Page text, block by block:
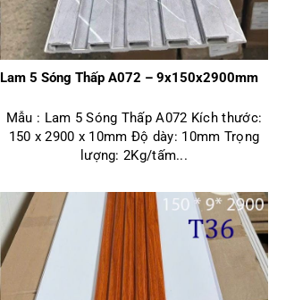
Lam 5 Sóng Thấp A072 – 9x150x2900mm
Mẫu : Lam 5 Sóng Thấp A072 Kích thước:
150 x 2900 x 10mm Độ dày: 10mm Trọng
lượng: 2Kg/tấm...